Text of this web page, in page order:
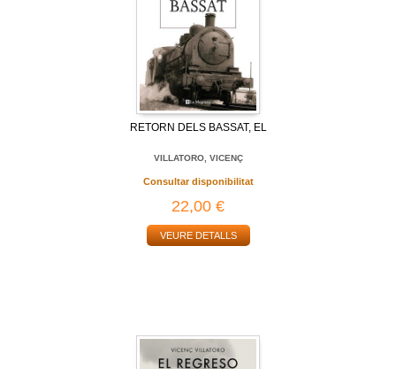
RETORN DELS BASSAT, EL
VILLATORO, VICENÇ
Consultar disponibilitat
22,00 €
VEURE DETALLS